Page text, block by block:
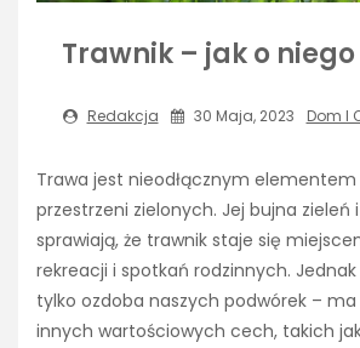
Trawnik – jak o
Redakcja 30 Maja, 2023 Dom I
Trawa jest nieodłącznym
przestrzeni zielonych. Jej bujna zieleń
sprawiają, że trawnik staje się
rekreacji i spotkań rodzinnych.
tylko ozdoba naszych podwórek –
innych wartościowych cech, takich